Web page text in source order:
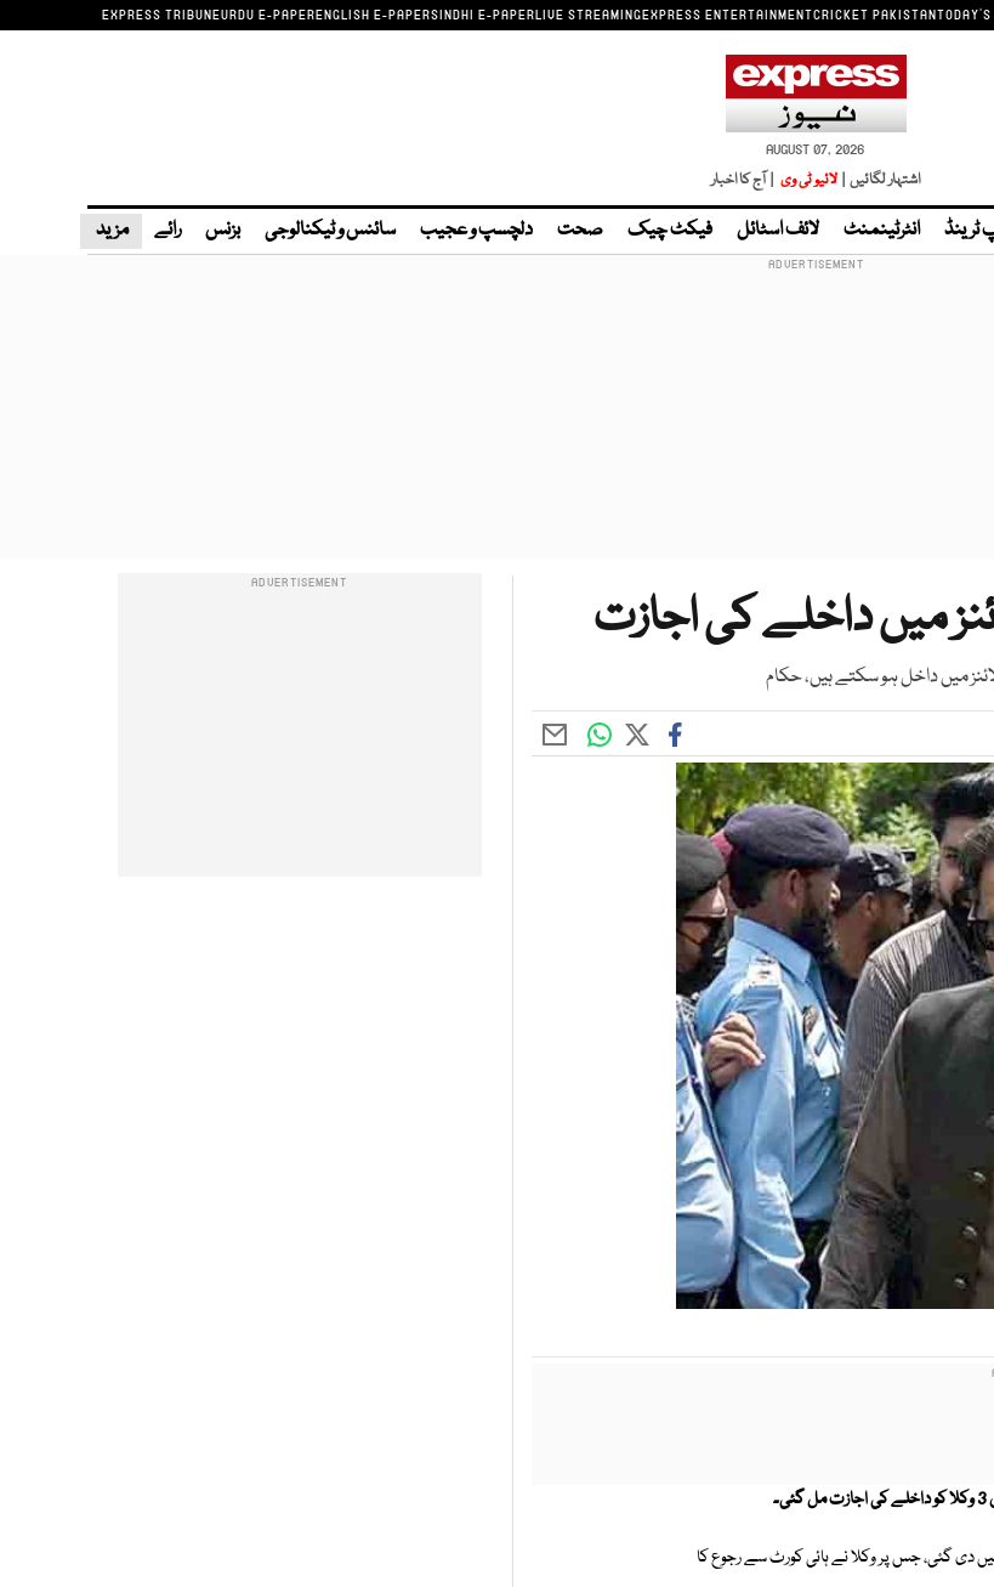
EXPRESS TRIBUNEURDU E-PAPERENGLISH E-PAPERSINDHI E-PAPERLIVE STREAMINGEXPRESS ENTERTAINMENTCRICKET PAKISTAN
AUGUST 07, 2026
اشتہار لگائیں | لائیو ٹی وی | آج کا اخبار
ٹرینڈ انٹرٹینمنٹ لائف اسٹائل فیکٹ چیک صحت دلچسپ و عجیب سائنس و ٹیکنالوجی بزنس رائے مزید
میں داخل ہو سکتے ہیں، حکام
دی گئی، جس پر وکلا نے ہائی کورٹ سے رجوع کا